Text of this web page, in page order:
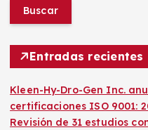
c
:
Entradas recientes
Kleen-Hy-Dro-Gen Inc.
certificaciones ISO 9001:
Revisión de 31 estudios